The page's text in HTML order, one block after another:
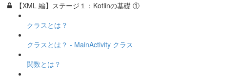
【XML 編】ステージ１：Kotlinの基礎 ①
クラスとは？
クラスとは？ - MainActivity クラス
関数とは？